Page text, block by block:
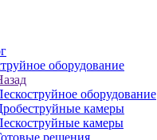
оборудование
оборудование
камеры
камеры
решения